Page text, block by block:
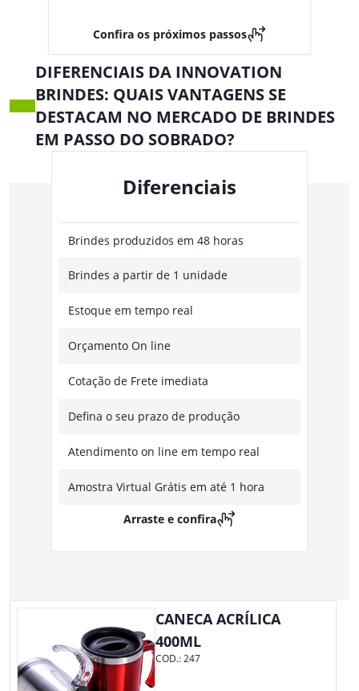
Confira os próximos passos
DIFERENCIAIS DA INNOVATION
BRINDES: QUAIS VANTAGENS SE
DESTACAM NO MERCADO DE BRINDES
EM PASSO DO SOBRADO?
Diferenciais
Brindes produzidos em 48 horas
Brindes a partir de 1 unidade
Estoque em tempo real
Orçamento On line
Cotação de Frete imediata
Defina o seu prazo de produção
Atendimento on line em tempo real
Amostra Virtual Grátis em até 1 hora
Arraste e confira
CANECA ACRÍLICA
400ML
COD.:247